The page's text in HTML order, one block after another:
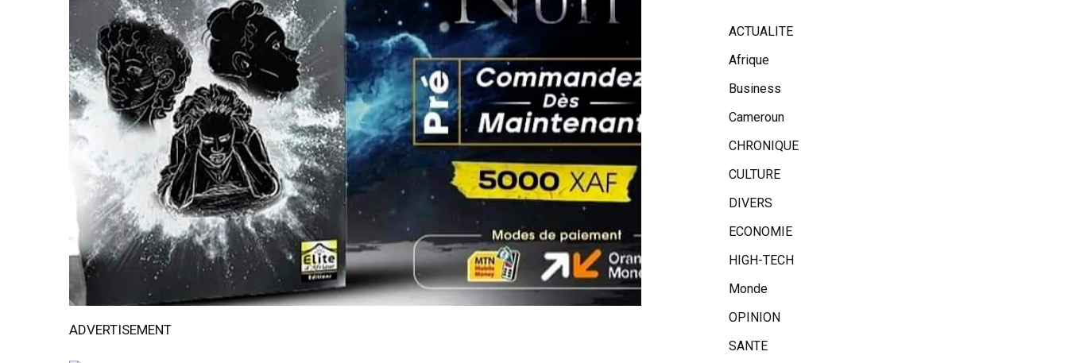
ADVERTISEMENT
ACTUALITE
Afrique
Business
Cameroun
CHRONIQUE
CULTURE
DIVERS
ECONOMIE
HIGH-TECH
Monde
OPINION
SANTE